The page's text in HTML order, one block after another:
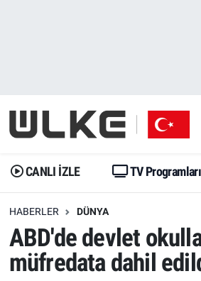
CANLI İZLE TV Programları
HABERLER DÜNYA
ABD'de devlet
müfredata dahil
Gündem
Dünya
Erişim Bilgileri
Ekonomi
Gündem
Trend
Erişim Bilgileri
Spor
İstanbul Namaz Vakitleri
Trafik Durumu
Erişim Bilgileri
Tüm Manşetler